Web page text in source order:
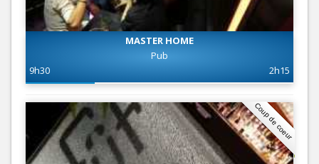
MASTER HOME
Pub
9h30
2h15
Coup de coeur